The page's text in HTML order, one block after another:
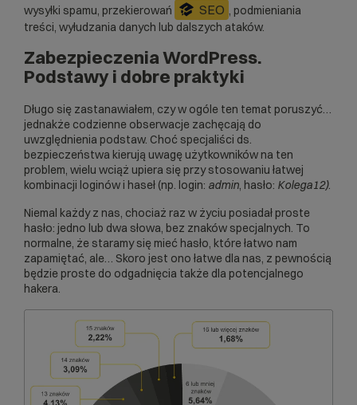
wysyłki spamu, przekierowań
SEO , podmieniania
treści, wyłudzania danych lub dalszych ataków.
Zabezpieczenia WordPress.
Podstawy i dobre praktyki
Długo się zastanawiałem, czy w ogóle ten temat poruszyć…
jednakże codzienne obserwacje zachęcają do
uwzględnienia podstaw. Choć specjaliści ds.
bezpieczeństwa kierują uwagę użytkowników na ten
problem, wielu wciąż upiera się przy stosowaniu łatwej
kombinacji loginów i haseł (np. login: admin, hasło: Kolega12).
Niemal każdy z nas, chociaż raz w życiu posiadał proste
hasło: jedno lub dwa słowa, bez znaków specjalnych. To
normalne, że staramy się mieć hasło, które łatwo nam
zapamiętać, ale… Skoro jest ono łatwe dla nas, z pewnością
będzie proste do odgadnięcia także dla potencjalnego
hakera.